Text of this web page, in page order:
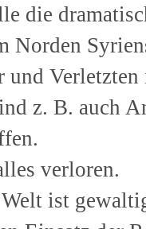
die
Norden
und
z. B. auch
verloren.
ist